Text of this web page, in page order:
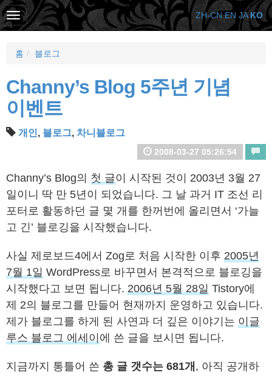
홈 블로그
Channy’s Blog 5주년 기념
이벤트
개인, 블로그, 차니블로그
2008-03-27 05:26:54
Channy’s Blog의 첫 글이 시작된 것이 2003년 3월 27
일이니 딱 만 5년이 되었습니다. 그 날 과거 IT 조선 리
포터로 활동하던 글 몇 개를 한꺼번에 올리면서 ‘가늘
고 긴’ 블로깅을 시작했습니다.
사실 제로보드4에서 Zog로 처음 시작한 이후 2005년
7월 1일 WordPress로 바꾸면서 본격적으로 블로깅을
시작했다고 보면 됩니다. 2006년 5월 28일 Tistory에
제 2의 블로그를 만들어 현재까지 운영하고 있습니다.
제가 블로그를 하게 된 사연과 더 깊은 이야기는 이글
루스 블로그 에세이 에 쓴 글을 보시면 됩니다.
지금까지 통틀어 쓴 총 글 갯수는 681개 , 아직 공개하
ZH-CN EN JA KO